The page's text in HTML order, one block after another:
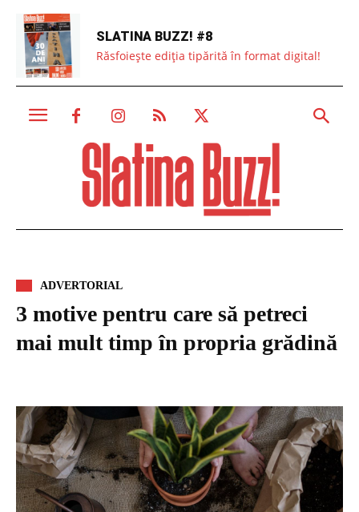
SLATINA BUZZ! #8
Răsfoiește ediția tipărită în format digital!
ADVERTORIAL
3 motive pentru care să petreci
mai mult timp în propria grădină